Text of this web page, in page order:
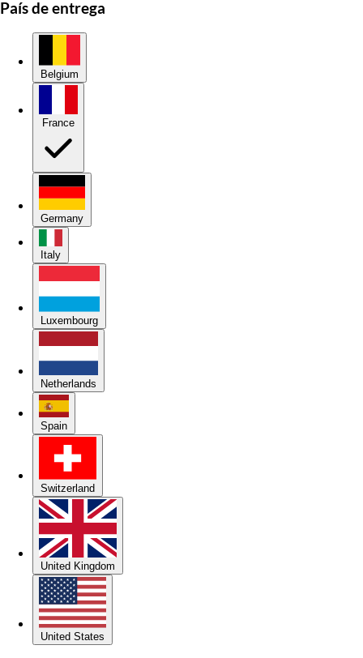
País de entrega
Belgium
Germany
Italy
Luxembourg
Netherlands
Spain
Switzerland
United Kingdom
United States